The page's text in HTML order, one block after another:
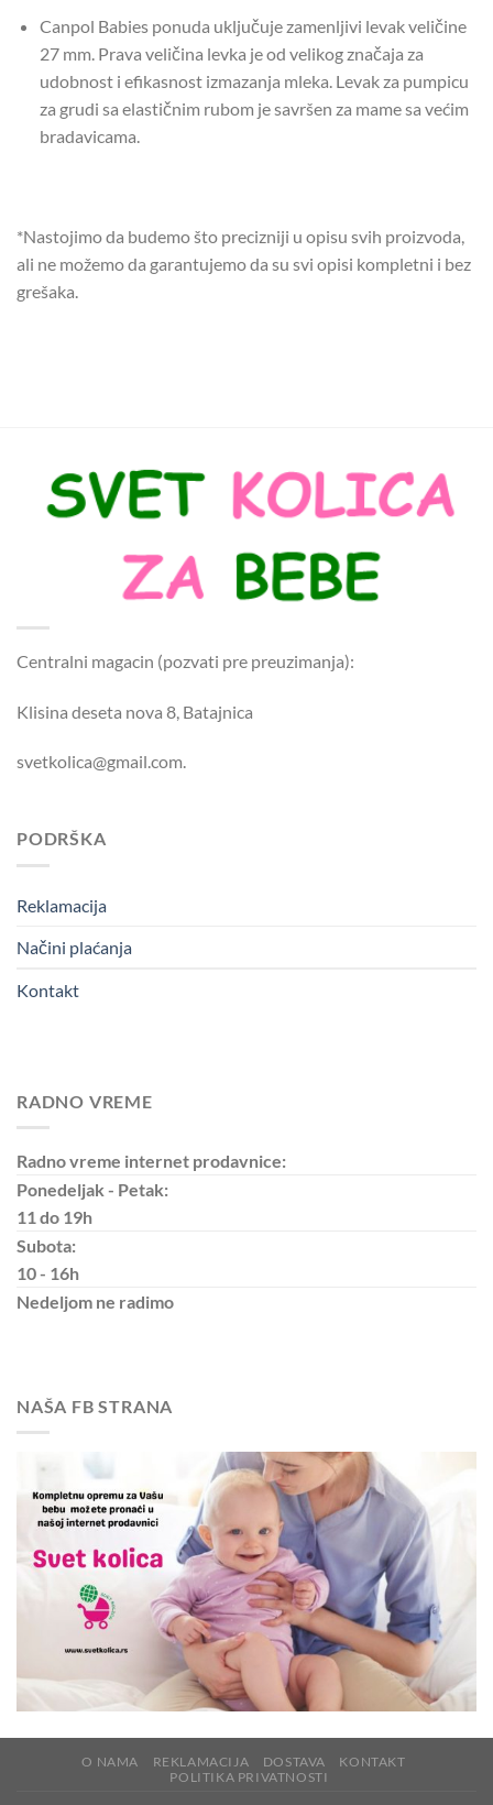
Canpol Babies ponuda uključuje zamenljivi levak veličine
27 mm. Prava veličina levka je od velikog značaja za
udobnost i efikasnost izmazanja mleka. Levak za pumpicu
za grudi sa elastičnim rubom je savršen za mame sa većim
bradavicama.
*Nastojimo da budemo što precizniji u opisu svih proizvoda,
ali ne možemo da garantujemo da su svi opisi kompletni i bez
grešaka.
Centralni magacin (pozvati pre preuzimanja):
Klisina deseta nova 8, Batajnica
svetkolica@gmail.com.
PODRŠKA
Reklamacija
Načini plaćanja
Kontakt
RADNO VREME
Radno vreme internet prodavnice:
Ponedeljak - Petak:
11 do 19h
Subota:
10 - 16h
Nedeljom ne radimo
NAŠA FB STRANA
O NAMA REKLAMACIJA DOSTAVA
KONTAKT
POLITIKA PRIVATNOSTI